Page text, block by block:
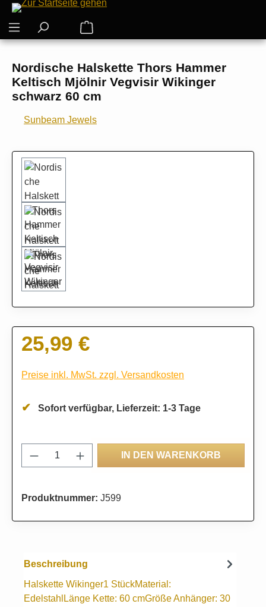
Zum Hauptinhalt springen
Warenkorb enthält 0 Positionen. Der
Nordische Halskette Thors Hammer
Keltisch Mjölnir Vegvisir Wikinger
schwarz 60 cm
Sunbeam Jewels
Bildergalerie überspringen
Regulärer Preis:
25,99 €
Preise inkl. MwSt. zzgl. Versandkosten
Sofort verfügbar, Lieferzeit: 1-3 Tage
Produkt Anzahl: Gib den gewünschten
IN DEN WARENKORB
Produktnummer: J599
Beschreibung
Halskette Wikinger1 StückMaterial:
EdelstahlLänge Kette: 60 cmGröße Anhänger: 30